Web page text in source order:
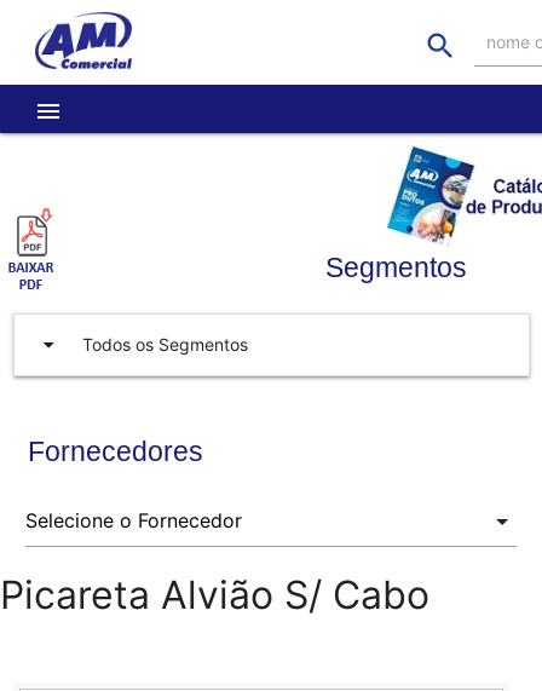
search nome
menu
Segmentos
arrow_drop_down Todos os Segmentos
Fornecedores
Picareta Alvião S/ Cabo